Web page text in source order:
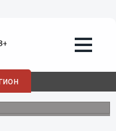
имени
театре «Комедия»
фестиваля-
который ранее был